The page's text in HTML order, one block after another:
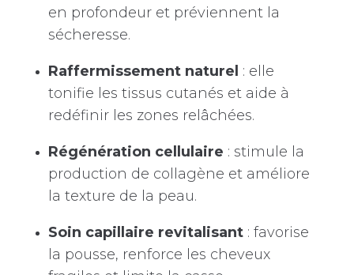
en profondeur et préviennent la
sécheresse.
Raffermissement naturel : elle
tonifie les tissus cutanés et aide à
redéfinir les zones relâchées.
Régénération cellulaire : stimule la
production de collagène et améliore
la texture de la peau.
Soin capillaire revitalisant : favorise
la pousse, renforce les cheveux